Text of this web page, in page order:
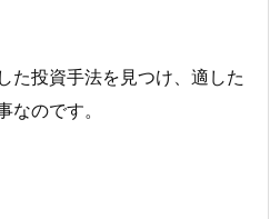
た投資手法を見つけ、適した
のです。